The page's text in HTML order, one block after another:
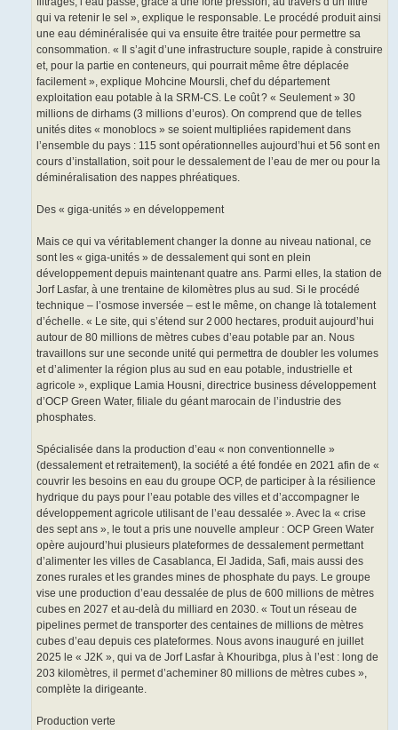
qui va retenir le sel », explique le responsable. Le procédé produit ainsi
une eau déminéralisée qui va ensuite être traitée pour permettre sa
consommation. « Il s’agit d’une infrastructure souple, rapide à construire
et, pour la partie en conteneurs, qui pourrait même être déplacée
facilement », explique Mohcine Moursli, chef du département
exploitation eau potable à la SRM-CS. Le coût ? « Seulement » 30
millions de dirhams (3 millions d’euros). On comprend que de telles
unités dites « monoblocs » se soient multipliées rapidement dans
l’ensemble du pays : 115 sont opérationnelles aujourd’hui et 56 sont en
cours d’installation, soit pour le dessalement de l’eau de mer ou pour la
déminéralisation des nappes phréatiques.
Des « giga-unités » en développement
Mais ce qui va véritablement changer la donne au niveau national, ce
sont les « giga-unités » de dessalement qui sont en plein
développement depuis maintenant quatre ans. Parmi elles, la station de
Jorf Lasfar, à une trentaine de kilomètres plus au sud. Si le procédé
technique – l’osmose inversée – est le même, on change là totalement
d’échelle. « Le site, qui s’étend sur 2 000 hectares, produit aujourd’hui
autour de 80 millions de mètres cubes d’eau potable par an. Nous
travaillons sur une seconde unité qui permettra de doubler les volumes
et d’alimenter la région plus au sud en eau potable, industrielle et
agricole », explique Lamia Housni, directrice business développement
d’OCP Green Water, filiale du géant marocain de l’industrie des
phosphates.
Spécialisée dans la production d’eau « non conventionnelle »
(dessalement et retraitement), la société a été fondée en 2021 afin de «
couvrir les besoins en eau du groupe OCP, de participer à la résilience
hydrique du pays pour l’eau potable des villes et d’accompagner le
développement agricole utilisant de l’eau dessalée ». Avec la « crise
des sept ans », le tout a pris une nouvelle ampleur : OCP Green Water
opère aujourd’hui plusieurs plateformes de dessalement permettant
d’alimenter les villes de Casablanca, El Jadida, Safi, mais aussi des
zones rurales et les grandes mines de phosphate du pays. Le groupe
vise une production d’eau dessalée de plus de 600 millions de mètres
cubes en 2027 et au-delà du milliard en 2030. « Tout un réseau de
pipelines permet de transporter des centaines de millions de mètres
cubes d’eau depuis ces plateformes. Nous avons inauguré en juillet
2025 le « J2K », qui va de Jorf Lasfar à Khouribga, plus à l’est : long de
203 kilomètres, il permet d’acheminer 80 millions de mètres cubes »,
complète la dirigeante.
Production verte